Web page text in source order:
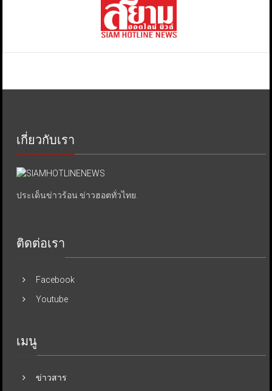
เกี่ยวกับเรา
ประเด็นข่าวร้อน ข่าวฮอตทั่วไทย.
ติดต่อเรา
Facebook
Youtube
เมนู
ข่าวสาร